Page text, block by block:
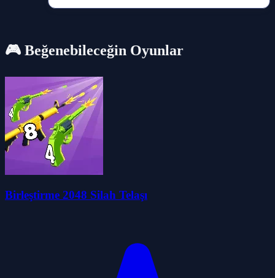
🎮 Beğenebileceğin Oyunlar
Birleştirme 2048 Silah Telaşı